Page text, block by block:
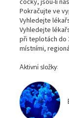
Pokračujte ve
Vyhledejte
Vyhledejte
při teplotách do
místními,
Aktivní složky: